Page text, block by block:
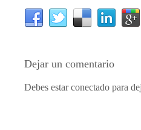
Dejar un comentario
Debes estar conectado para